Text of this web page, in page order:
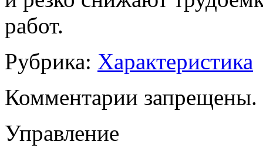
работ.
Рубрика: Характеристика
Комментарии запрещены.
Управление